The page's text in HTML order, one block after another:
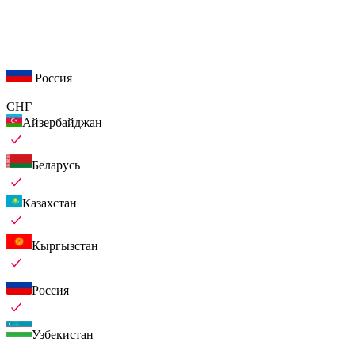
Россия
СНГ
Айзербайджан
Беларусь
Казахстан
Кыргызстан
Россия
Узбекистан